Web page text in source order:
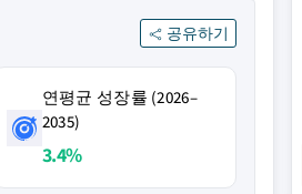
공유하기
연평균 성장률 (2026–
2035)
3.4%